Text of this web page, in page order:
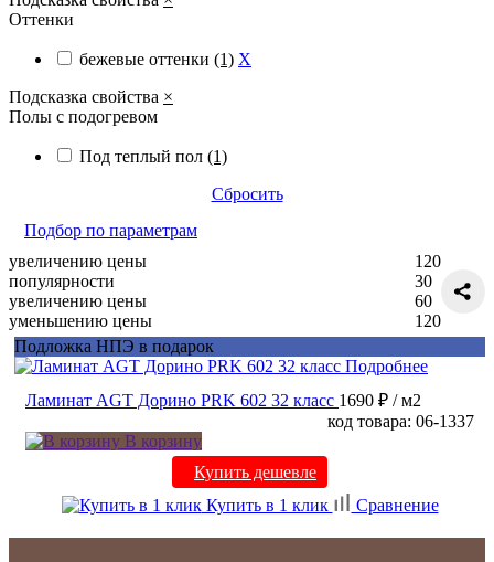
Оттенки
бежевые оттенки (1) X
Подсказка свойства ×
Полы с подогревом
Под теплый пол (1)
Сбросить
Подбор по параметрам
увеличению цены
популярности
увеличению цены
уменьшению цены
120
30
60
120
Подложка НПЭ в подарок
Подробнее
Ламинат AGT Дорино PRK 602 32 класс 1690 ₽ / м2
код товара: 06-1337
В корзину
Купить дешевле
Купить в 1 клик
Сравнение